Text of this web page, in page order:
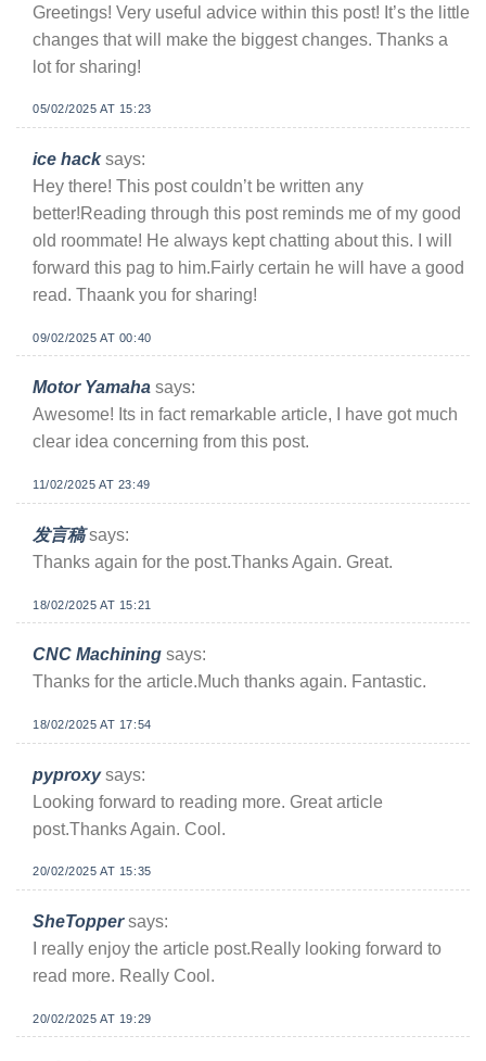
Greetings! Very useful advice within this post! It’s the little
changes that will make the biggest changes. Thanks a
lot for sharing!
05/02/2025 AT 15:23
ice hack says:
Hey there! This post couldn’t be written any
better!Reading through this post reminds me of my good
old roommate! He always kept chatting about this. I will
forward this pag to him.Fairly certain he will have a good
read. Thaank you for sharing!
09/02/2025 AT 00:40
Motor Yamaha says:
Awesome! Its in fact remarkable article, I have got much
clear idea concerning from this post.
11/02/2025 AT 23:49
发言稿 says:
Thanks again for the post.Thanks Again. Great.
18/02/2025 AT 15:21
CNC Machining says:
Thanks for the article.Much thanks again. Fantastic.
18/02/2025 AT 17:54
pyproxy says:
Looking forward to reading more. Great article
post.Thanks Again. Cool.
20/02/2025 AT 15:35
SheTopper says:
I really enjoy the article post.Really looking forward to
read more. Really Cool.
20/02/2025 AT 19:29